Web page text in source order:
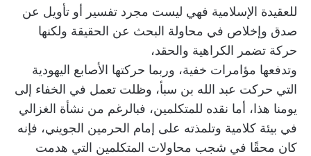
للعقيدة الإسلامية فهي ليست مجرد تفسير أو تأويل عن
صدق وإخلاص في محاولة البحث عن الحقيقة ولكنها
حركة تضمر الكراهية والحقد،
وتدفعها مؤامرات خفية، وربما حركتها الأصابع اليهودية
التي حركت عبد الله بن سبأ، وظلت تعمل في الخفاء إلى
يومنا هذا، أما نقده للمتكلمين، فبالرغم من نشأة الغزالي
في بيئة كلامية وتلمذته على إمام الحرمين الجويني، فإنه
كان محقًا في شجب محاولات المتكلمين التي هدمت